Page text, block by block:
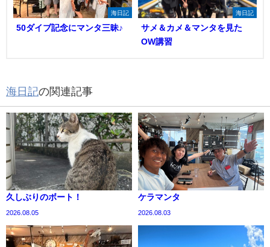
海日記
50ダイブ記念にマンタ三昧♪
海日記
サメ＆カメ＆マンタを見た
OW講習
海日記の関連記事
久しぶりのボート！
2026.08.05
ケラマンタ
2026.08.03